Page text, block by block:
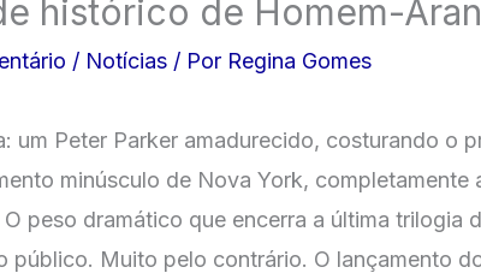
histórico de Homem-
/ Notícias / Por Regina Gomes
um Peter Parker amadurecido, costurando o
minúsculo de Nova York, completamente
O peso dramático que encerra a última trilogia
público. Muito pelo contrário. O lançamento